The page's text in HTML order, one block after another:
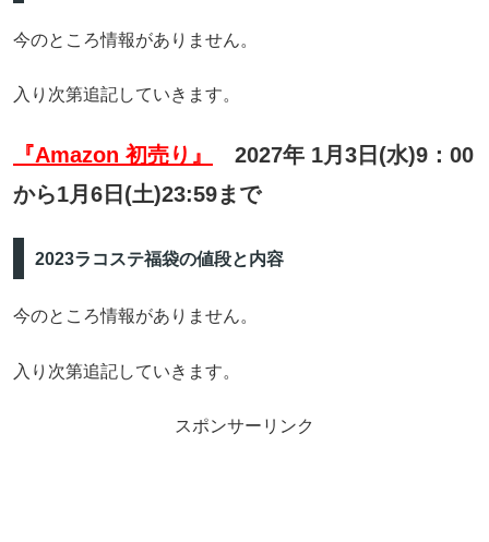
今のところ情報がありません。
入り次第追記していきます。
『Amazon 初売り』
2027年 1月3日(水)9：00
から1月6日(土)23:59まで
2023ラコステ福袋の値段と内容
今のところ情報がありません。
入り次第追記していきます。
スポンサーリンク